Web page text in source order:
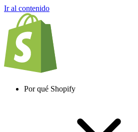
Ir al contenido
Por qué Shopify